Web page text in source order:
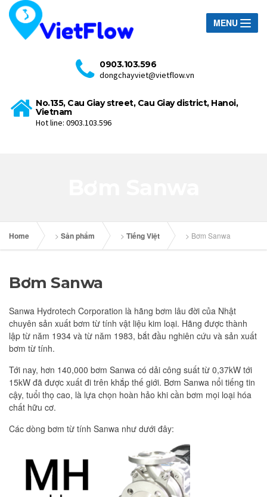
MENU
0903.103.596
dongchayviet@vietflow.vn
No.135, Cau Giay street, Cau Giay district, Hanoi,
Vietnam
Hot line: 0903.103.596
Home > Sản phẩm > Tiếng Việt > Bơm Sanwa
Bơm Sanwa
Sanwa Hydrotech Corporation là hãng bơm lâu đời của Nhật
chuyên sản xuất bơm từ tính vật liệu kim loại. Hãng được thành
lập từ năm 1934 và từ năm 1983, bắt đầu nghiên cứu và sản xuất
bơm từ tính.
Tới nay, hơn 140,000 bơm Sanwa có dải công suất từ 0,37kW tới
15kW đã được xuất đi trên khắp thế giới. Bơm Sanwa nổi tiếng tin
cậy, tuổi thọ cao, là lựa chọn hoàn hảo khi cần bơm mọi loại hóa
chất hữu cơ.
Các dòng bơm từ tính Sanwa như dưới đây: